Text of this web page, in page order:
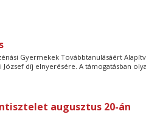
Gyermekek Továbbtanulásáért
díj elnyerésére. A támogatásban
augusztus 20-án